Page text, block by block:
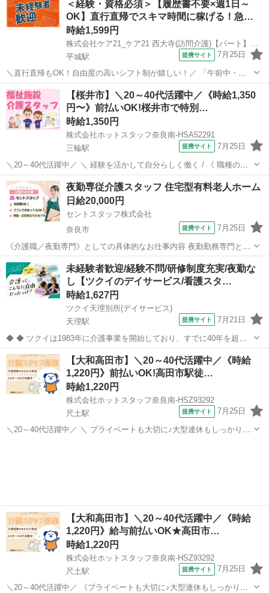
》 介護老人保健施設での介護スタッフ 《 オススメポイント 》 ●坊
城...
＜経験・資格必須＞【履歴書不要×週1日～
OK】直行直帰でスキマ時間に稼げる！急…
時給1,599円
平城駅
提携サイト 7月25日
＼直行直帰もOK！自由度の高いシフト制が嬉しい！／ 「午前中・午
後だけ」「フルタイム週3日」「1日30分」 「1日3時間の週5日」など
少しでも空いた時間を活用し、 資格を活かして働きたい方にピッタリ
のお仕事です また、...
奈良 奈良市 平城駅 介護
【桜井市】＼20～40代活躍中／《時給1,350
円〜》前払いOK!桜井市で特別…
時給1,350円
株式会社ホットスタッフ奈良南-HSA52291
三輪駅
提携サイト 7月25日
＼20～40代活躍中／ ＼ 経験を活かして自分らしく働く / 《 職種の説
明 》 老人ホームなどの施設で、 利用者様の毎日を支える介護のお仕
事です。 《 オススメポイント 》 ●高時給1450円(有資格者)でしっかり
稼...
奈良 桜井市 三輪駅 介護
夜勤専従介護スタッフ 住宅型有料老人ホーム
日給20,000円
セントスタッフ株式会社
奈良市
提携サイト 7月25日
《介護職／夜勤専門》としての具体的なお仕事内容 夜勤勤務専門とし
て、昼前～夜までのご利用者様へのサポート(介護業務)をお任せいたし
ます。 【夜勤勤務の業務内容】 ・夕食に関わる業務全般(配膳、下
膳、服薬、食介) ・就寝ケア...
奈良 介護
未経験者歓迎/経験不問/研修制度充実/夜勤な
し【ツクイのデイサービス/看護スタ…
時給1,627円
ツクイ天理別所(デイサービス)
天理駅
提携サイト 7月21日
◆ ◆ ツクイは1983年に介護事業を開始しており、すでに40年を超え
る歴史を有しています。デイサービスでは業界トップクラス！ ◆グル
ープ会社の経営管理 ◆在宅介護サービス:デイサービス/訪問介護/訪問
入浴/訪問看護/...
奈良 天理市 天理駅 介護
【大和高田市】＼20～40代活躍中／《時給
1,220円》前払いOK!高田市駅徒…
時給1,220円
株式会社ホットスタッフ奈良南-HSZ93292
尺土駅
提携サイト 7月25日
＼20～40代活躍中／ ＼ プライベートも大切に♪大型連休もしっかり完
【大和高田市】＼20～40代活躍中／《時給
1,220円》給与前払いOK★高田市…
時給1,220円
株式会社ホットスタッフ奈良南-HSZ93292
尺土駅
提携サイト 7月25日
＼20～40代活躍中／ 《プライベートも大切に♪大型連休もしっかり完